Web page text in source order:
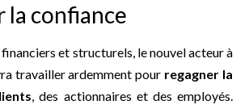
la confiance
et structurels, le nouvel acteur à
travailler ardemment pour regagner la
, des actionnaires et des employés.